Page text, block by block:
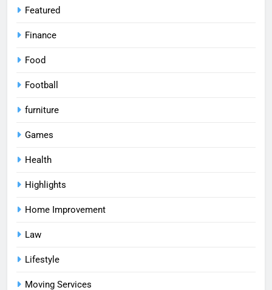
Featured
Finance
Food
Football
furniture
Games
Health
Highlights
Home Improvement
Law
Lifestyle
Moving Services